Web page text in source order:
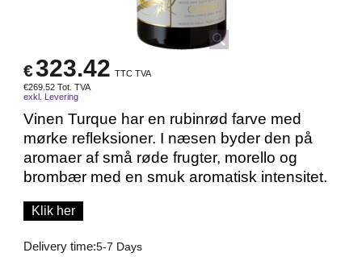
€323.42 TTC TVA
€269.52 Tot. TVA
exkl. Levering
Vinen Turque har en rubinrød farve med
mørke refleksioner. I næsen byder den på
aromaer af små røde frugter, morello og
brombær med en smuk aromatisk intensitet.
Klik her
Delivery time:5-7 Days